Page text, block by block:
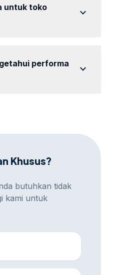
untuk toko
expand_more
performa
expand_more
Khusus?
butuhkan tidak
kami untuk